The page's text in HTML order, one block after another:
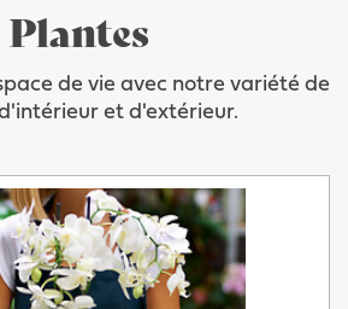
Plantes
de vie avec notre variété de
et d'extérieur.